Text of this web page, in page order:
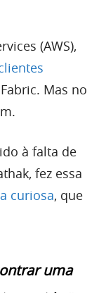
(AWS),
Mas no
à falta de
fez essa
curiosa, que
uma